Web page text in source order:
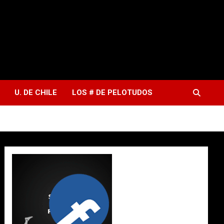
U. DE CHILE LOS # DE PELOTUDOS